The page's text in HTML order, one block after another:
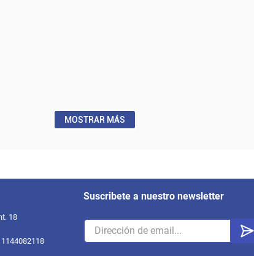
MOSTRAR MÁS
18
Suscribete a nuestro newsletter